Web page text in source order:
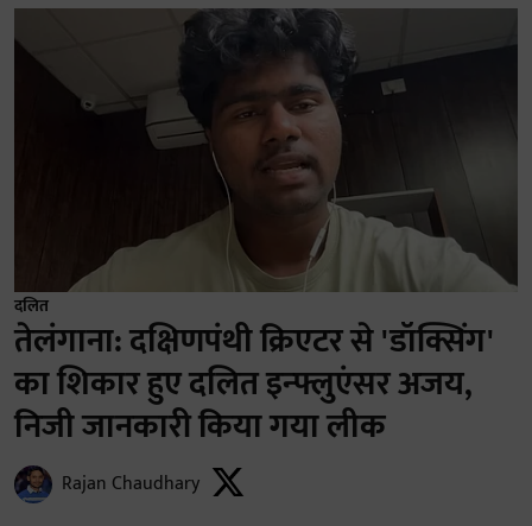
दलित
तेलंगाना: दक्षिणपंथी क्रिएटर से 'डॉक्सिंग'
का शिकार हुए दलित इन्फ्लुएंसर अजय,
निजी जानकारी किया गया लीक
Rajan Chaudhary